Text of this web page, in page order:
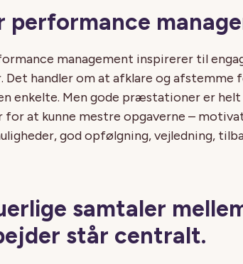
performance
management inspirerer til
handler om at afklare og afstemme
enkelte. Men gode præstationer er
for at kunne mestre opgaverne –
god opfølgning, vejledning,
samtaler
står centralt.